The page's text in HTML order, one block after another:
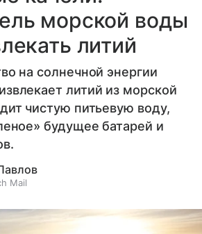
морской воды
литий
на солнечной энергии
литий из морской
чистую питьевую воду,
будущее батарей и
Mail